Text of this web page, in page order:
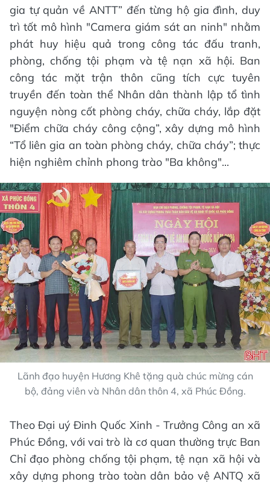
gia tự quản về ANTT” đến từng hộ gia đình, duy
trì tốt mô hình "Camera giám sát an ninh" nhằm
phát huy hiệu quả trong công tác đấu tranh,
phòng, chống tội phạm và tệ nạn xã hội. Ban
công tác mặt trận thôn cũng tích cực tuyên
truyền đến toàn thể Nhân dân thành lập tổ tình
nguyện nòng cốt phòng cháy, chữa cháy, lắp đặt
"Điểm chữa cháy công cộng”, xây dựng mô hình
“Tổ liên gia an toàn phòng cháy, chữa cháy”; thực
hiện nghiêm chỉnh phong trào "Ba không"...
Lãnh đạo huyện Hương Khê tặng quà chúc mừng cán
bộ, đảng viên và Nhân dân thôn 4, xã Phúc Đồng.
Theo Đại uý Đinh Quốc Xinh - Trưởng Công an xã
Phúc Đồng, với vai trò là cơ quan thường trực Ban
Chỉ đạo phòng chống tội phạm, tệ nạn xã hội và
xây dựng phong trào toàn dân bảo vệ ANTQ xã